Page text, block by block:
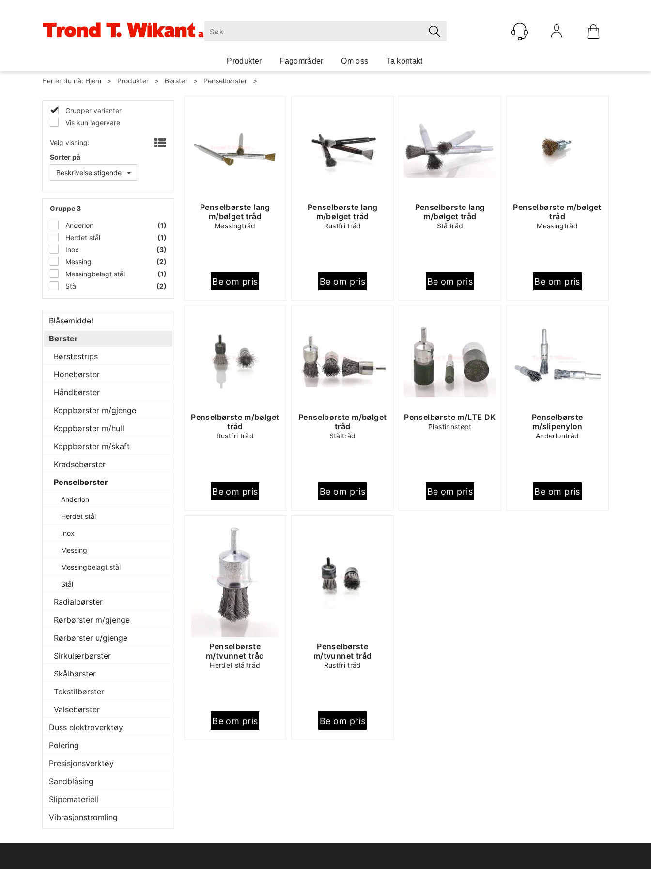
Produkter Fagområder Om oss Ta kontakt
Her er du nå: Hjem > Produkter > Børster > Penselbørster >
Grupper varianter
Vis kun lagervare
Velg visning:
Sorter på
Beskrivelse stigende
Gruppe 3
Anderlon
(1)
Herdet stål
(1)
Inox
(3)
Messing
(2)
Messingbelagt stål
(1)
Stål
(2)
Blåsemiddel
Børster
Børstestrips
Honebørster
Håndbørster
Koppbørster m/gjenge
Koppbørster m/hull
Koppbørster m/skaft
Kradsebørster
Penselbørster
Anderlon
Herdet stål
Inox
Messing
Messingbelagt stål
Stål
Radialbørster
Rørbørster m/gjenge
Rørbørster u/gjenge
Sirkulærbørster
Skålbørster
Tekstilbørster
Valsebørster
Duss elektroverktøy
Polering
Presisjonsverktøy
Sandblåsing
Slipemateriell
Vibrasjonstromling
Penselbørste lang
m/bølget tråd
Messingtråd
Be om pris
Penselbørste lang
m/bølget tråd
Rustfri tråd
Be om pris
Penselbørste lang
m/bølget tråd
Ståltråd
Be om pris
Penselbørste m/bølget
tråd
Messingtråd
Be om pris
Penselbørste m/bølget
tråd
Rustfri tråd
Be om pris
Penselbørste m/bølget
tråd
Ståltråd
Be om pris
Penselbørste m/LTE DK
Plastinnstøpt
Be om pris
Penselbørste
m/slipenylon
Anderlontråd
Be om pris
Penselbørste
m/tvunnet tråd
Herdet ståltråd
Be om pris
Penselbørste
m/tvunnet tråd
Rustfri tråd
Be om pris